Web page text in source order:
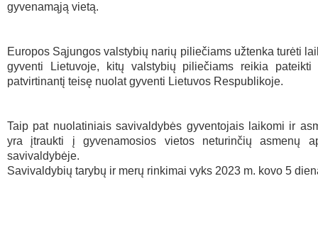
gyvenamąją vietą.
Europos Sąjungos valstybių narių piliečiams užtenka turėti
gyventi Lietuvoje, kitų valstybių piliečiams reikia pateikti
patvirtinantį teisę nuolat gyventi Lietuvos Respublikoje.
Taip pat nuolatiniais savivaldybės gyventojais laikomi ir
yra įtraukti į gyvenamosios vietos neturinčių asmenų
savivaldybėje.
Savivaldybių tarybų ir merų rinkimai vyks 2023 m. kovo 5